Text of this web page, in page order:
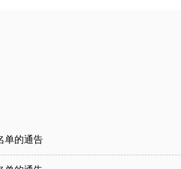
单的通告